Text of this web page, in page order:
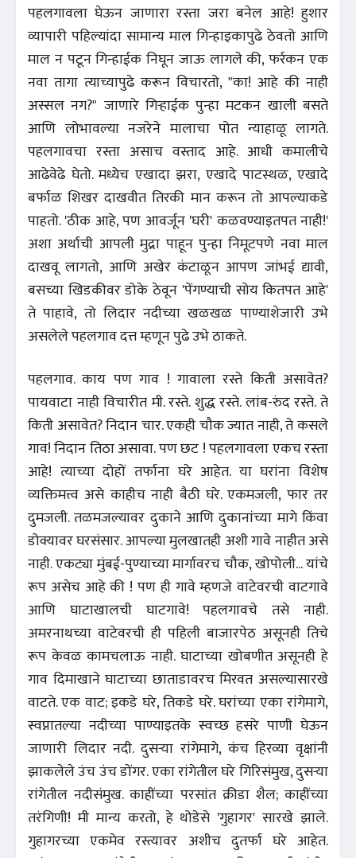
पहलगावला घेऊन जाणारा रस्ता जरा बनेल आहे! हुशार
व्यापारी पहिल्यांदा सामान्य माल गिन्हाइकापुढे ठेवतो आणि
माल न पटून गिन्हाईक निघून जाऊ लागले की, फर्रकन एक
नवा तागा त्याच्यापुढे करून विचारतो, "का! आहे की नाही
अस्सल नग?" जाणारे गिऱ्हाईक पुन्हा मटकन खाली बसते
आणि लोभावल्या नजरेने मालाचा पोत न्याहाळू लागते.
पहलगावचा रस्ता असाच वस्ताद आहे. आधी कमालीचे
आढेवेढे घेतो. मध्येच एखादा झरा, एखादे पाटस्थळ, एखादे
बर्फाळ शिखर दाखवीत तिरकी मान करून तो आपल्याकडे
पाहतो. 'ठीक आहे, पण आवर्जून 'घरी' कळवण्याइतपत नाही!'
अशा अर्थाची आपली मुद्रा पाहून पुन्हा निमूटपणे नवा माल
दाखवू लागतो, आणि अखेर कंटाळून आपण जांभई द्यावी,
बसच्या खिडकीवर डोके ठेवून 'पेंगण्याची सोय कितपत आहे'
ते पाहावे, तो लिदार नदीच्या खळखळ पाण्याशेजारी उभे
असलेले पहलगाव दत्त म्हणून पुढे उभे ठाकते.
पहलगाव. काय पण गाव ! गावाला रस्ते किती असावेत?
पायवाटा नाही विचारीत मी. रस्ते. शुद्ध रस्ते. लांब-रुंद रस्ते. ते
किती असावेत? निदान चार. एकही चौक ज्यात नाही, ते कसले
गाव! निदान तिठा असावा. पण छट ! पहलगावला एकच रस्ता
आहे! त्याच्या दोहों तर्फाना घरे आहेत. या घरांना विशेष
व्यक्तिमत्त्व असे काहीच नाही बैठी घरे. एकमजली, फार तर
दुमजली. तळमजल्यावर दुकाने आणि दुकानांच्या मागे किंवा
डोक्यावर घरसंसार. आपल्या मुलखातही अशी गावे नाहीत असे
नाही. एकट्या मुंबई-पुण्याच्या मार्गावरच चौक, खोपोली... यांचे
रूप असेच आहे की ! पण ही गावे म्हणजे वाटेवरची वाटगावे
आणि घाटाखालची घाटगावे! पहलगावचे तसे नाही.
अमरनाथच्या वाटेवरची ही पहिली बाजारपेठ असूनही तिचे
रूप केवळ कामचलाऊ नाही. घाटाच्या खोबणीत असूनही हे
गाव दिमाखाने घाटाच्या छाताडावरच मिरवत असल्यासारखे
वाटते. एक वाट; इकडे घरे, तिकडे घरे. घरांच्या एका रांगेमागे,
स्वप्नातल्या नदीच्या पाण्याइतके स्वच्छ हसरे पाणी घेऊन
जाणारी लिदार नदी. दुसऱ्या रांगेमागे, कंच हिरव्या वृक्षांनी
झाकलेले उंच उंच डोंगर. एका रांगेतील घरे गिरिसंमुख, दुसऱ्या
रांगेतील नदीसंमुख. काहींच्या परसांत क्रीडा शैल; काहींच्या
तरंगिणी! मी मान्य करतो, हे थोडेसे 'गुहागर' सारखे झाले.
गुहागरच्या एकमेव रस्त्यावर अशीच दुतर्फा घरे आहेत.